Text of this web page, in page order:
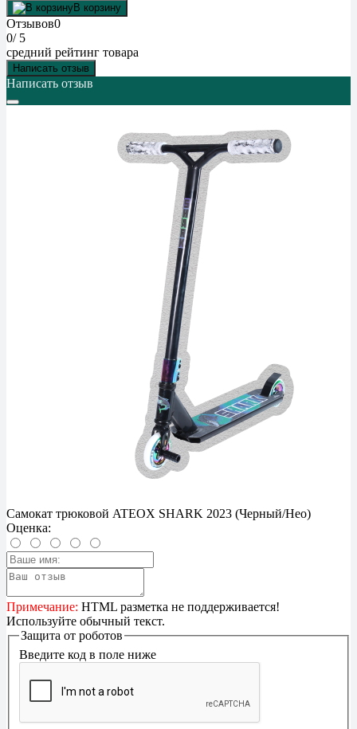
В корзину
Отзывов0
0/ 5
средний рейтинг товара
Написать отзыв
Написать отзыв
Самокат трюковой ATEOX SHARK 2023 (Черный/Нео)
Оценка:
Примечание: HTML разметка не поддерживается!
Используйте обычный текст.
Защита от роботов
Введите код в поле ниже